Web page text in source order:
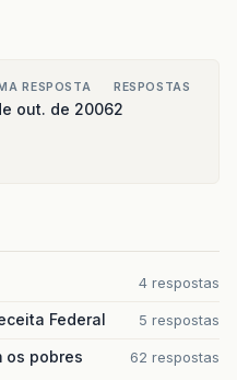
RESPOSTA
out. de 2006
RESPOSTAS
2
4 respostas
Federal 5 respostas
os pobres
62 respostas